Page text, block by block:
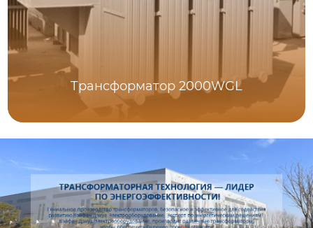
Трансформатор 2000WGL